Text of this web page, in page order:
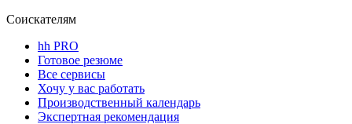
Соискателям
hh PRO
Готовое резюме
Все сервисы
Хочу у вас работать
Производственный календарь
Экспертная рекомендация